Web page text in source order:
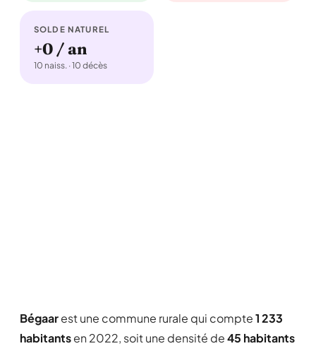
SOLDE NATUREL
+0 / an
10 naiss. · 10 décès
Bégaarest une commune rurale qui compte1 233
habitantsen 2022, soit une densité de45 habitants